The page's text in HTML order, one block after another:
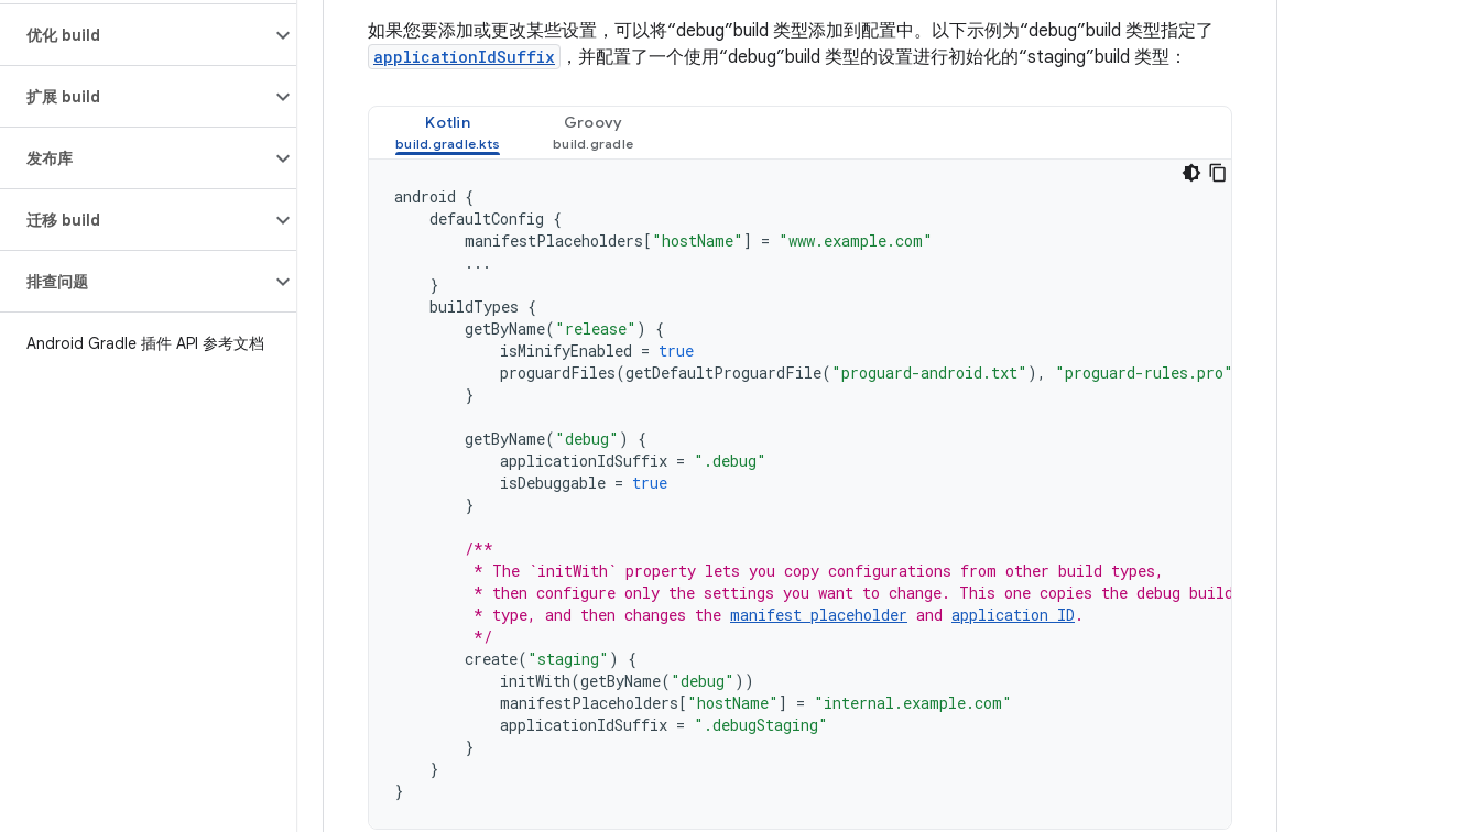
优化 build
扩展 build
发布库
迁移 build
排查问题
Android Gradle 插件 API 参考文档
如果您要添加或更改某些设置，可以将“debug”build 类型添加到配置中。以下示例为“debug”build 类型指定了
applicationIdSuffix ，并配置了一个使用“debug”build 类型的设置进行初始化的“staging”build 类型：
Kotlin Groovy
android {
defaultConfig {
manifestPlaceholders[ "hostName" ] = "www.example.com"
...
}
buildTypes {
getByName( "release" )
{
isMinifyEnabled = true
proguardFiles(getDefaultProguardFile( "proguard-android.txt" ), "proguard-rules.pro"
}
getByName( "debug" )
{
applicationIdSuffix = ".debug"
isDebuggable = true
}
/**
         * The `initWith` property lets you copy configurations from other build types,
         * then configure only the settings you want to change. This one copies the debug build
         * type, and then changes the
manifest placeholder and application ID .
         */
create( "staging" )
{
initWith(getByName( "debug" ))
manifestPlaceholders[ "hostName" ] = "internal.example.com"
applicationIdSuffix = ".debugStaging"
}
}
}